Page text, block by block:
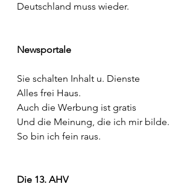
Deutschland muss wieder.
Newsportale
Sie schalten Inhalt u. Dienste
Alles frei Haus.
Auch die Werbung ist gratis
Und die Meinung, die ich mir bilde.
So bin ich fein raus.
Die 13. AHV